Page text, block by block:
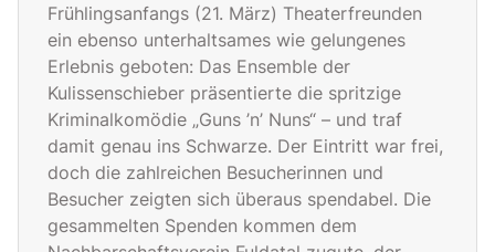
Frühlingsanfangs (21. März) Theaterfreunden
ein ebenso unterhaltsames wie gelungenes
Erlebnis geboten: Das Ensemble der
Kulissenschieber präsentierte die spritzige
Kriminalkomödie „Guns ’n’ Nuns“ – und traf
damit genau ins Schwarze. Der Eintritt war frei,
doch die zahlreichen Besucherinnen und
Besucher zeigten sich überaus spendabel. Die
gesammelten Spenden kommen dem